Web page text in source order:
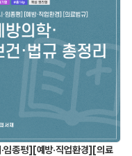
임종평][예방·직업환경][의료